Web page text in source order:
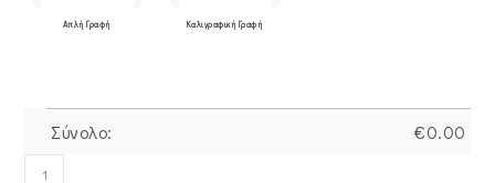
Απλή Γραφή Καλιγραφική Γραφή
Σύνολο: €0.00
Ζευγάρι